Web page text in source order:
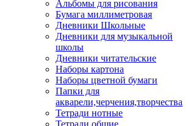
Альбомы для рисования
Бумага миллиметровая
Дневники Школьные
Дневники для музыкальной
школы
Дневники читательские
Наборы картона
Наборы цветной бумаги
Папки для
акварели,черчения,творчества
Тетради нотные
Тетради общие